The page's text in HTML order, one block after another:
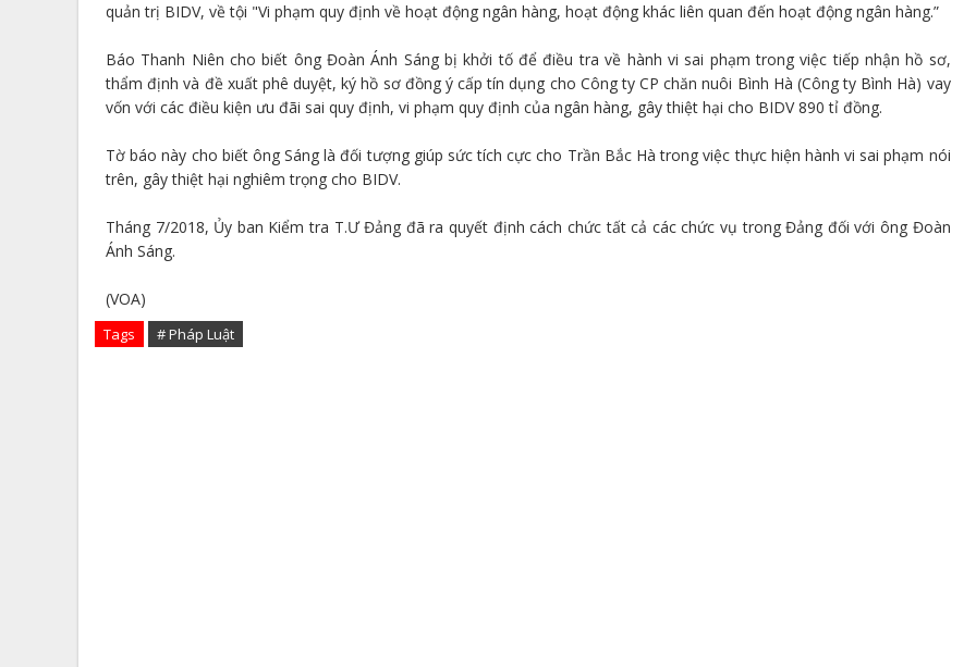
quản trị BIDV, về tội "Vi phạm quy định về hoạt động ngân hàng, hoạt động khác liên quan đến hoạt động ngân hàng.”
Báo Thanh Niên cho biết ông Đoàn Ánh Sáng bị khởi tố để điều tra về hành vi sai phạm trong việc tiếp nhận hồ sơ,
thẩm định và đề xuất phê duyệt, ký hồ sơ đồng ý cấp tín dụng cho Công ty CP chăn nuôi Bình Hà (Công ty Bình Hà) vay
vốn với các điều kiện ưu đãi sai quy định, vi phạm quy định của ngân hàng, gây thiệt hại cho BIDV 890 tỉ đồng.
Tờ báo này cho biết ông Sáng là đối tượng giúp sức tích cực cho Trần Bắc Hà trong việc thực hiện hành vi sai phạm nói
trên, gây thiệt hại nghiêm trọng cho BIDV.
Tháng 7/2018, Ủy ban Kiểm tra T.Ư Đảng đã ra quyết định cách chức tất cả các chức vụ trong Đảng đối với ông Đoàn
Ánh Sáng.
(VOA)
Tags # Pháp Luật